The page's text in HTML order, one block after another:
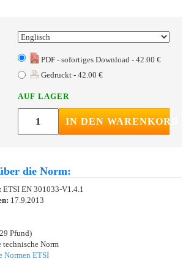
PDF - sofortiges Download - 42.00 €
Gedruckt - 42.00 €
AUF LAGER
IN DEN WARENKORB
die Norm:
ETSI EN 301033-V1.4.1
17.9.2013
Pfund)
technische Norm
Normen ETSI